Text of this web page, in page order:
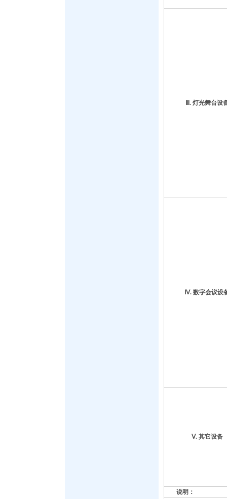
Ⅲ. 灯光舞台设
Ⅳ. 数字会议设
Ⅴ. 其它设备
说明：